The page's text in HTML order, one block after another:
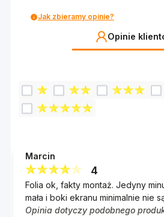
Jak zbieramy opinie?
Opinie
Marcin
4
Folia ok, fakty montaż. Jedyny
mała i boki ekranu minimalnie nie
Opinia dotyczy podobnego